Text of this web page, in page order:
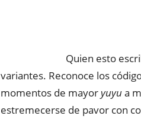
Quien esto
variantes. Reconoce los
momentos de mayoryuyua
estremecerse de pavor con